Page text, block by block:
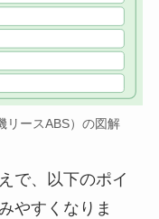
リースABS）の図解
で、以下のポイ
やすくなりま